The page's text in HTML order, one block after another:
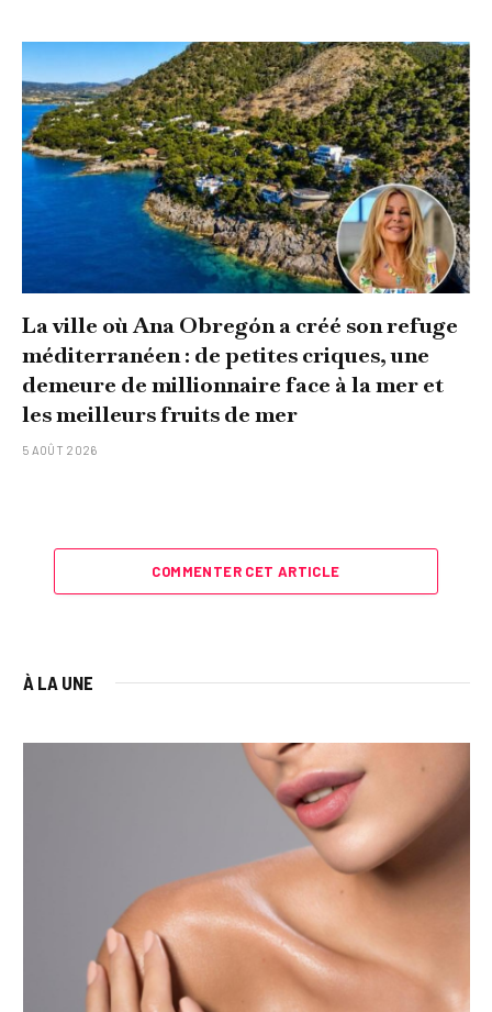
La ville où Ana Obregón a créé son refuge
méditerranéen : de petites criques, une
demeure de millionnaire face à la mer et
les meilleurs fruits de mer
5 AOÛT 2026
COMMENTER CET ARTICLE
À LA UNE